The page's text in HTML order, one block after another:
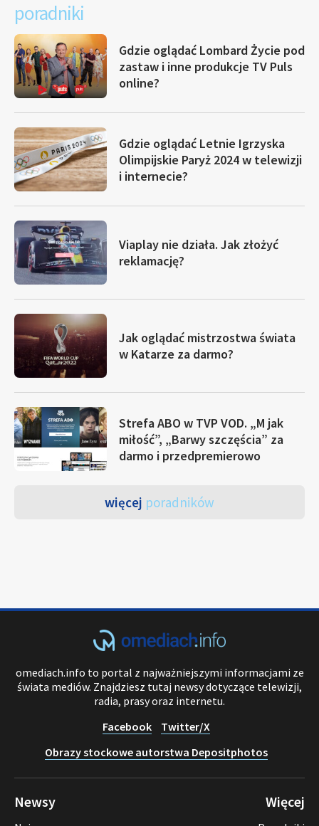
poradniki
Gdzie oglądać Lombard Życie pod
zastaw i inne produkcje TV Puls
online?
Gdzie oglądać Letnie Igrzyska
Olimpijskie Paryż 2024 w telewizji
i internecie?
Viaplay nie działa. Jak złożyć
reklamację?
Jak oglądać mistrzostwa świata
w Katarze za darmo?
Strefa ABO w TVP VOD. „M jak
miłość”, „Barwy szczęścia” za
darmo i przedpremierowo
więcej poradników
omediach.info to portal z najważniejszymi informacjami ze
świata mediów. Znajdziesz tutaj newsy dotyczące telewizji,
radia, prasy oraz internetu.
Facebook
Twitter/X
Obrazy stockowe autorstwa Depositphotos
Newsy Więcej